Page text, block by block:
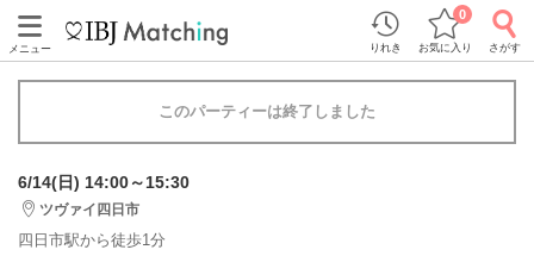
メニュー りれき お気に入り
0
さがす
このパーティーは終了しました
6/14(日) 14:00～15:30
ツヴァイ四日市
四日市駅から徒歩1分